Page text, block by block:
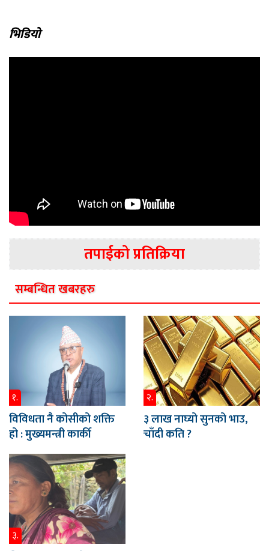
भिडियो
तपाईको प्रतिक्रिया
सम्बन्धित खबरहरु
१.
विविधता नै कोसीको शक्ति
हो : मुख्यमन्त्री कार्की
२.
३ लाख नाघ्यो सुनको भाउ,
चाँदी कति ?
३.